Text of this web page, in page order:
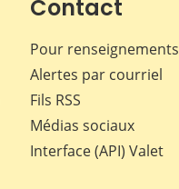
Contact
Pour renseignements
Alertes par courriel
Fils RSS
Médias sociaux
Interface (API) Valet